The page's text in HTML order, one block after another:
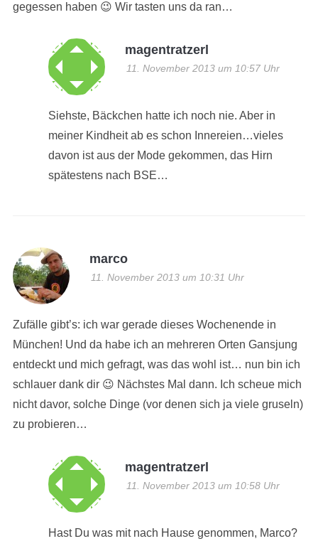
gegessen haben 😉 Wir tasten uns da ran…
magentratzerl
11. November 2013 um 10:57 Uhr
Siehste, Bäckchen hatte ich noch nie. Aber in
meiner Kindheit ab es schon Innereien…vieles
davon ist aus der Mode gekommen, das Hirn
spätestens nach BSE…
marco
11. November 2013 um 10:31 Uhr
Zufälle gibt’s: ich war gerade dieses Wochenende in
München! Und da habe ich an mehreren Orten Gansjung
entdeckt und mich gefragt, was das wohl ist… nun bin ich
schlauer dank dir 😉 Nächstes Mal dann. Ich scheue mich
nicht davor, solche Dinge (vor denen sich ja viele gruseln)
zu probieren…
magentratzerl
11. November 2013 um 10:58 Uhr
Hast Du was mit nach Hause genommen, Marco?